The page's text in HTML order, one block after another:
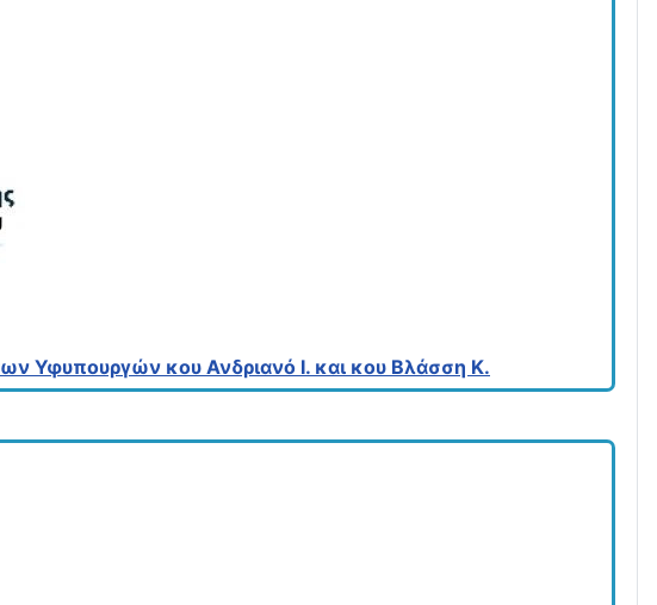
Υφυπουργών κου Ανδριανό Ι. και κου Βλάσση Κ.